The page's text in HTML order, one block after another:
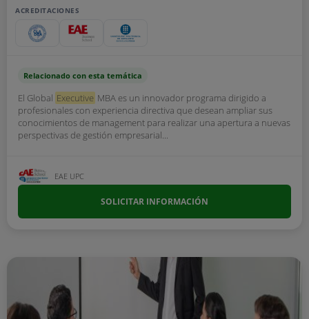
ACREDITACIONES
Relacionado con esta temática
El Global Executive MBA es un innovador programa dirigido a
profesionales con experiencia directiva que desean ampliar sus
conocimientos de management para realizar una apertura a nuevas
perspectivas de gestión empresarial...
EAE UPC
SOLICITAR INFORMACIÓN